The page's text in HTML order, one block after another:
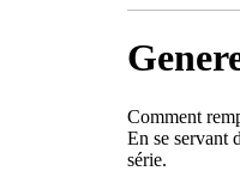
Comment
En se servant
série.